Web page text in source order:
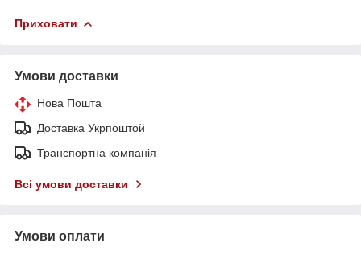
Приховати
Умови доставки
Нова Пошта
Доставка Укрпоштой
Транспортна компанія
Всі умови доставки
Умови оплати